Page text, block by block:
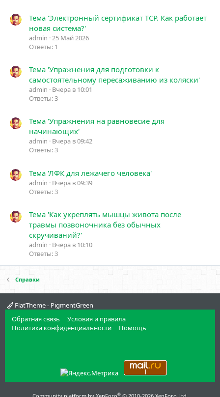
Тема 'Электронный сертификат ТСР. Как работает
новая система?'
admin 25 Май 2026
Ответы: 1
Тема 'Упражнения для подготовки к
самостоятельному пересаживанию из коляски'
admin
Вчера в 10:01
Ответы: 3
Тема 'Упражнения на равновесие для
начинающих'
admin
Вчера в 09:42
Ответы: 3
Тема 'ЛФК для лежачего человека'
admin
Вчера в 09:39
Ответы: 3
Тема 'Как укреплять мышцы живота после
травмы позвоночника без обычных
скручиваний?'
admin
Вчера в 10:10
Ответы: 3
Справки
FlatTheme - PigmentGreen
Обратная связь
Условия и правила
Политика конфиденциальности
Помощь
®